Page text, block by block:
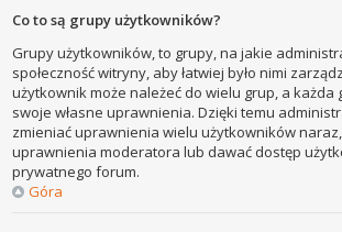
Co to są grupy użytkowników?
Grupy użytkowników, to grupy, na jakie
społeczność witryny, aby łatwiej było nimi
użytkownik może należeć do wielu grup, a każda
swoje własne uprawnienia. Dzięki temu
zmieniać uprawnienia wielu użytkowników
uprawnienia moderatora lub dawać dostęp
prywatnego forum.
Góra